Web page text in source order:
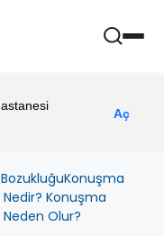
Aç
Konuşma
Olur?